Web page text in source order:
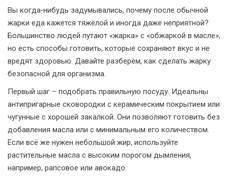
Вы когда‑нибудь задумывались, почему после обычной
жарки еда кажется тяжёлой и иногда даже неприятной?
Большинство людей путают «жарка» с «обжаркой в масле»,
но есть способы готовить, которые сохраняют вкус и не
вредят здоровью. Давайте разберём, как сделать жарку
безопасной для организма.
Первый шаг – подобрать правильную посуду. Идеальны
антипригарные сковородки с керамическим покрытием или
чугунные с хорошей закалкой. Они позволяют готовить без
добавления масла или с минимальным его количеством.
Если всё же нужен небольшой жир, используйте
растительные масла с высоким порогом дымления,
например, рапсовое или авокадо.